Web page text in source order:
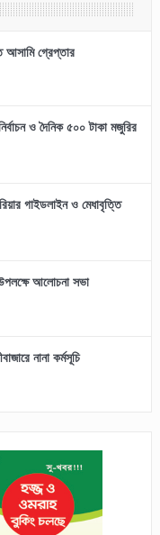
আসামি গ্রেপ্তার
ও দৈনিক ৫০০ টাকা মজুরির
গাইডলাইন ও মেধাবৃত্তি
আলোচনা সভা
নানা কর্মসূচি